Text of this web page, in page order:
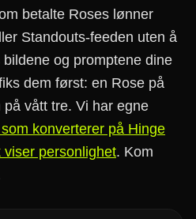
betalte Roses lønner
Standouts-feeden uten å
og promptene dine
dem først: en Rose på
vått tre. Vi har egne
konverterer på Hinge
personlighet. Kom